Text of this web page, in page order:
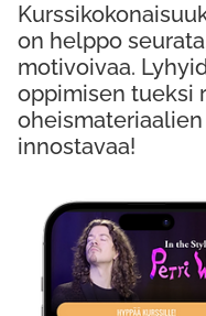
on helppo
motivoivaa.
oppimisen tueksi
innostavaa!